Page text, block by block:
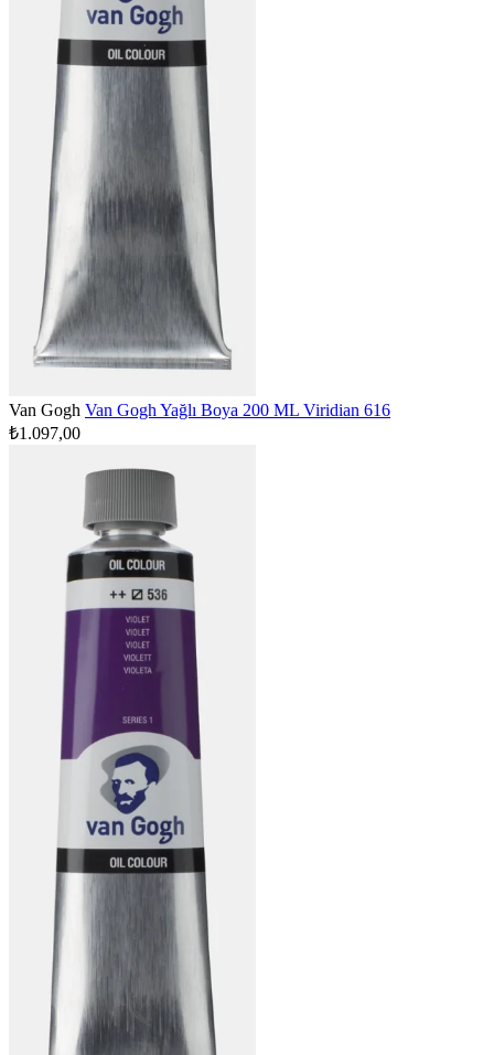
Van Gogh Van Gogh Yağlı Boya 200 ML Viridian 616
₺1.097,00